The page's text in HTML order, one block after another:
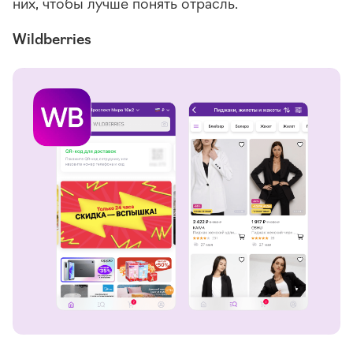
Wildberries